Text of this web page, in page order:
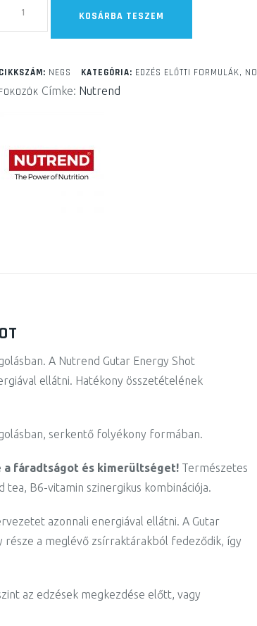
mennyiség
KOSÁRBA TESZEM
CIKKSZÁM: NEGS KATEGÓRIA: EDZÉS ELŐTTI FORMULÁK, NO
FOKOZÓK Címke: Nutrend
A Nutrend Gutar Energy Shot
ellátni. Hatékony összetételének
serkentő folyékony formában.
a fáradtságot és kimerültséget! Természetes
tea, B6-vitamin szinergikus kombinációja.
azonnali energiával ellátni. A Gutar
része a meglévő zsírraktárakból fedeződik, így
az edzések megkezdése előtt, vagy